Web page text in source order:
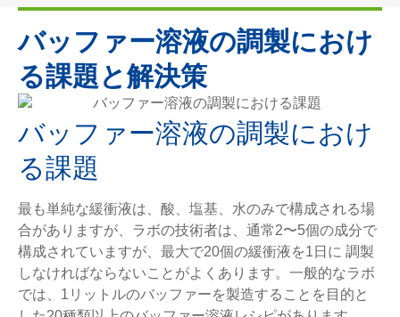
バッファー溶液の調製におけ
る課題と解決策
バッファー溶液の調製におけ
る課題
最も単純な緩衝液は、酸、塩基、水のみで構成される場
合がありますが、ラボの技術者は、通常2〜5個の成分で
構成されていますが、最大で20個の緩衝液を1日に 調製
しなければならないことがよくあります。一般的なラボ
では、1リットルのバッファーを製造することを目的と